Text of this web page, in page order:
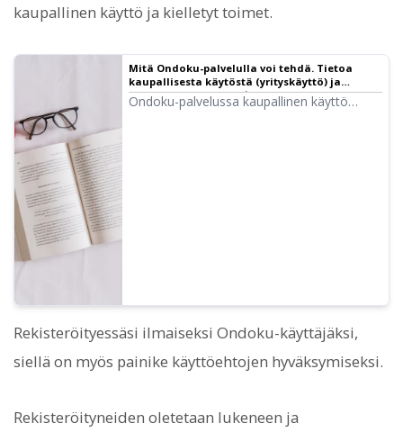
kaupallinen käyttö ja kielletyt toimet.
Mitä Ondoku-palvelulla voi tehdä. Tietoa
kaupallisesta käytöstä (yrityskäyttö) ja
kielletyistä asioista. ｜
Tekstinlukijaohjelmisto Ondoku
Ondoku-palvelussa kaupallinen käyttö
Rekisteröityessäsi ilmaiseksi Ondoku-käyttäjäksi,
siellä on myös painike käyttöehtojen hyväksymiseksi.
Rekisteröityneiden oletetaan lukeneen ja